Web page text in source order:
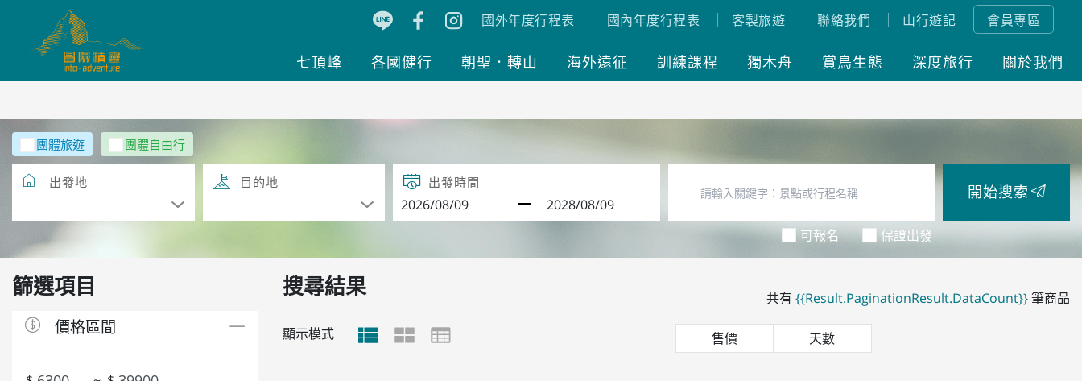
國外年度行程表 國內年度行程表 客製旅遊 聯絡我們 山行遊記 會員專區
七頂峰 各國健行 朝聖．轉山 海外遠征 訓練課程 獨木舟 賞鳥生態 深度旅行 關於我們
團體旅遊 團體自由行
出發地 目的地 出發時間
可報名 保證出發
開始搜索
篩選項目
價格區間
搜尋結果 共有 {{Result.PaginationResult.DataCount}}筆商品
顯示模式
售價 天數